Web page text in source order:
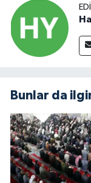
Bunlar da